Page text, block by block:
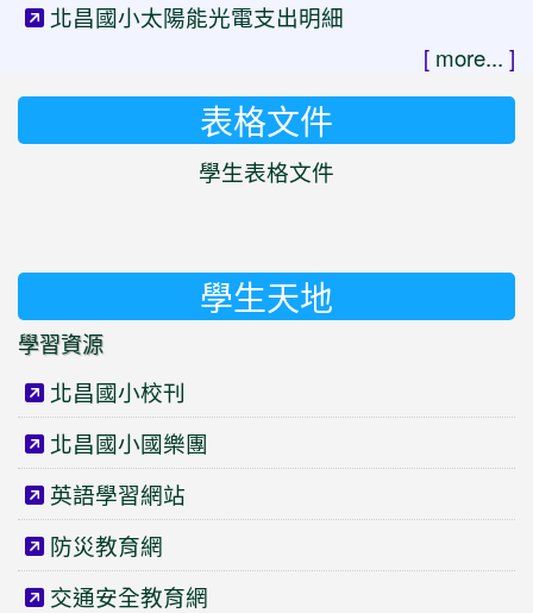
北昌國小太陽能光電支出明細
[ more... ]
表格文件
學生表格文件
學生天地
學習資源
北昌國小校刊
北昌國小國樂團
英語學習網站
防災教育網
交通安全教育網